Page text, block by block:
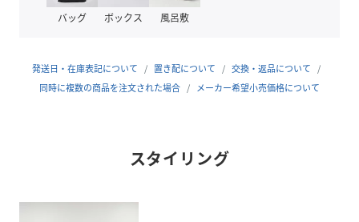
裏地：なし
生地の厚さ：普通
--------------------------------------
《marmors》マルモアとは、1人1人個性の違う、自立した
バッグ ボックス 風呂敷
発送日・在庫表記について 置き配について
交換・返品について
同時に複数の商品を注文された場合
メーカー希望小売価格について
スタイリング